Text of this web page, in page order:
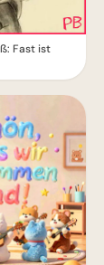
Fast ist